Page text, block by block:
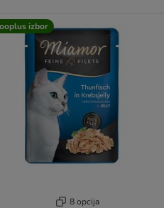
izbor
8 opcija